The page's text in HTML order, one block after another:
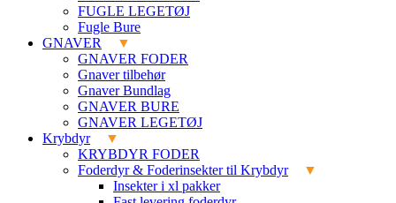
FUGLE LEGETØJ
Fugle Bure
GNAVER
GNAVER FODER
Gnaver tilbehør
Gnaver Bundlag
GNAVER BURE
GNAVER LEGETØJ
Krybdyr
KRYBDYR FODER
Foderdyr & Foderinsekter til Krybdyr
Insekter i xl pakker